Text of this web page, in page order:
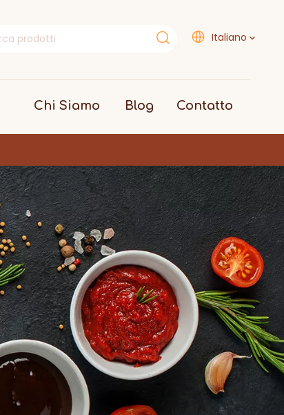
Italiano
Chi Siamo Blog Contatto